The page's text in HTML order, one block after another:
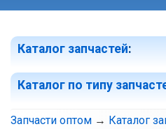
Каталог запчастей:
Каталог по типу
Запчасти оптом → Каталог